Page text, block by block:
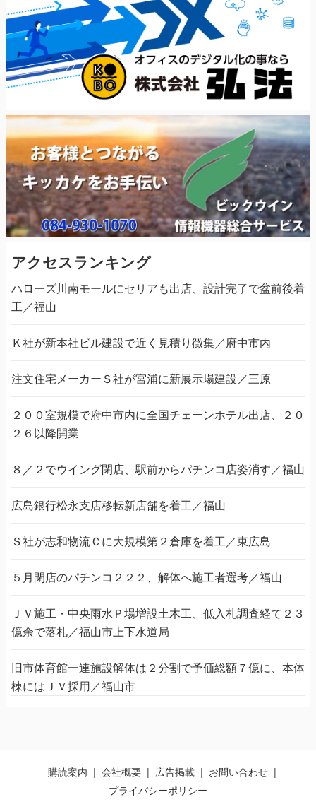
アクセスランキング
ハローズ川南モールにセリアも出店、設計完了で盆前後着
工／福山
Ｋ社が新本社ビル建設で近く見積り徴集／府中市内
注文住宅メーカーＳ社が宮浦に新展示場建設／三原
２００室規模で府中市内に全国チェーンホテル出店、２０
２６以降開業
８／２でウイング閉店、駅前からパチンコ店姿消す／福山
広島銀行松永支店移転新店舗を着工／福山
Ｓ社が志和物流Ｃに大規模第２倉庫を着工／東広島
５月閉店のパチンコ２２２、解体へ施工者選考／福山
ＪＶ施工・中央雨水Ｐ場増設土木工、低入札調査経て２３
億余で落札／福山市上下水道局
旧市体育館一連施設解体は２分割で予価総額７億に、本体
棟にはＪＶ採用／福山市
購読案内 会社概要 広告掲載
お問い合わせ
プライバシーポリシー